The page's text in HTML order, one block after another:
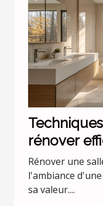
rénover
salle de
Rénover une
l'ambiance
sa valeur....